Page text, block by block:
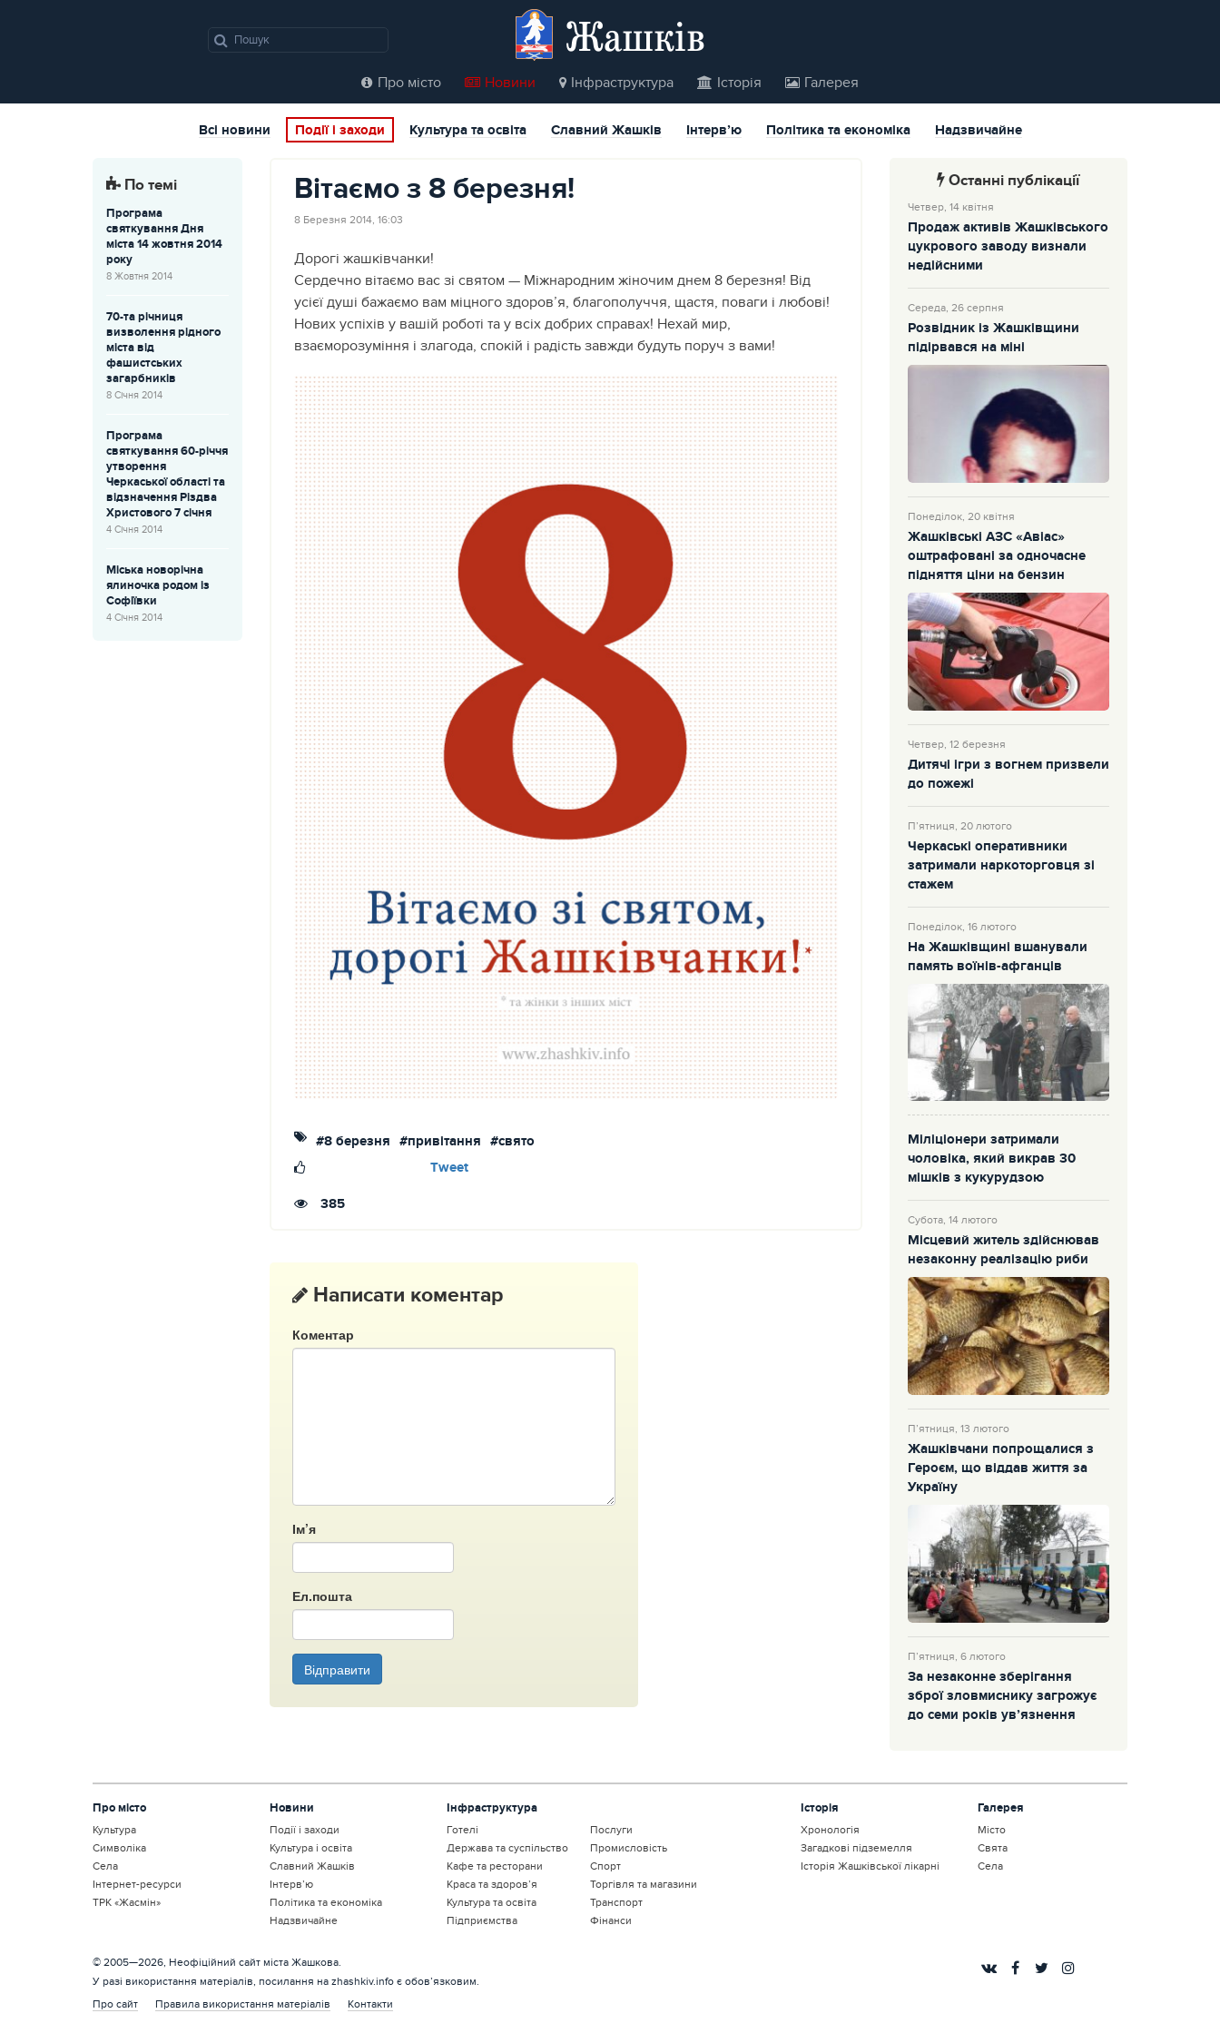
Жашків
Про місто Новини Інфраструктура Історія Галерея
Всі новини Події і заходи Культура та освіта Славний Жашків Інтерв’ю Політика та економіка Надзвичайне
По темі
Програма
святкування Дня
міста 14 жовтня 2014
року
8 Жовтня 2014
70-та річниця
визволення рідного
міста від
фашистських
загарбників
8 Січня 2014
Програма
святкування 60-річчя
утворення
Черкаської області та
відзначення Різдва
Христового 7 січня
4 Січня 2014
Міська новорічна
ялиночка родом із
Софіївки
4 Січня 2014
Вітаємо з 8 березня!
8 Березня 2014, 16:03
Дорогі жашківчанки!
Сердечно вітаємо вас зі святом — Міжнародним жіночим днем 8 березня! Від
усієї душі бажаємо вам міцного здоров’я, благополуччя, щастя, поваги і любові!
Нових успіхів у вашій роботі та у всіх добрих справах! Нехай мир,
взаєморозуміння і злагода, спокій і радість завжди будуть поруч з вами!
#8 березня #привітання
#свято
Tweet
385
Написати коментар
Коментар
Ім’я
Ел.пошта
Відправити
Останні публікації
Четвер, 14 квітня
Продаж активів Жашківського
цукрового заводу визнали
недійсними
Середа, 26 серпня
Розвідник із Жашківщини
підірвався на міні
Понеділок, 20 квітня
Жашківські АЗС «Авіас»
оштрафовані за одночасне
підняття ціни на бензин
Четвер, 12 березня
Дитячі ігри з вогнем призвели
до пожежі
П’ятниця, 20 лютого
Черкаські оперативники
затримали наркоторговця зі
стажем
Понеділок, 16 лютого
На Жашківщині вшанували
память воїнів-афганців
Міліціонери затримали
чоловіка, який викрав 30
мішків з кукурудзою
Субота, 14 лютого
Місцевий житель здійснював
незаконну реалізацію риби
П’ятниця, 13 лютого
Жашківчани попрощалися з
Героєм, що віддав життя за
Україну
П’ятниця, 6 лютого
За незаконне зберігання
зброї зловмиснику загрожує
до семи років ув’язнення
Про місто
Культура
Символіка
Села
Інтернет-ресурси
ТРК «Жасмін»
Новини
Події і заходи
Культура і освіта
Славний Жашків
Інтерв’ю
Політика та економіка
Надзвичайне
Інфраструктура
Готелі
Держава та суспільство
Кафе та ресторани
Краса та здоров’я
Культура та освіта
Підприємства
Послуги
Промисловість
Спорт
Торгівля та магазини
Транспорт
Фінанси
Історія
Хронологія
Загадкові підземелля
Історія Жашківської лікарні
Галерея
Місто
Свята
Села
© 2005—2026, Неофіційний сайт міста Жашкова.
У разі використання матеріалів, посилання на zhashkiv.info є обов’язковим.
Про сайт
Правила використання матеріалів Контакти